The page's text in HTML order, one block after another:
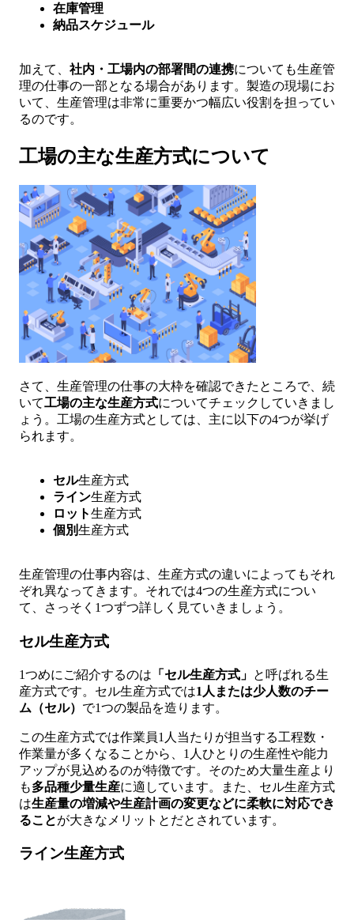
在庫管理
納品スケジュール
加えて、 社内・工場内の部署間の連携についても生産管
理の仕事の一部となる場合があります。製造の現場にお
いて、生産管理は非常に重要かつ幅広い役割を担ってい
るのです。
工場の主な生産方式について
さて、生産管理の仕事の大枠を確認できたところで、続
いて工場の主な生産方式についてチェックしていきまし
ょう。工場の生産方式としては、主に以下の4つが挙げ
られます。
セル生産方式
ライン生産方式
ロット生産方式
個別生産方式
生産管理の仕事内容は、生産方式の違いによってもそれ
ぞれ異なってきます。それでは4つの生産方式につい
て、さっそく1つずつ詳しく見ていきましょう。
セル生産方式
1つめにご紹介するのは 「セル生産方式」 と呼ばれる生
産方式です。セル生産方式では1人または少人数のチー
ム（セル） で1つの製品を造ります。
この生産方式では作業員1人当たりが担当する工程数・
作業量が多くなることから、1人ひとりの生産性や能力
アップが見込めるのが特徴です。そのため大量生産より
も多品種少量生産に適しています。また、セル生産方式
は生産量の増減や生産計画の変更などに柔軟に対応でき
ることが大きなメリットとだとされています。
ライン生産方式